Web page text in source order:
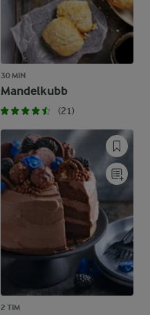
30 MIN
Mandelkubb
(21)
2 TIM